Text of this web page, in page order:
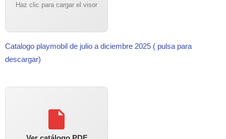
Haz clic para cargar el visor
Catalogo playmobil de julio a diciembre 2025 ( pulsa para
descargar)